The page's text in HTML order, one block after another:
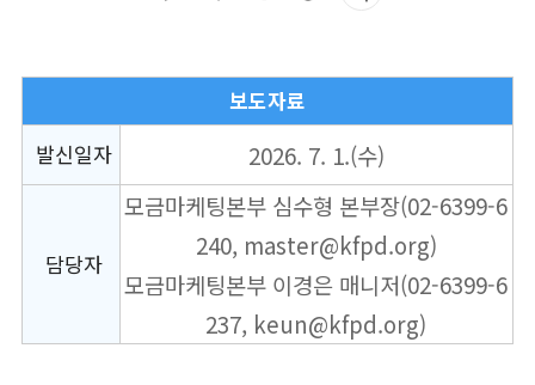
보도자료
발신일자
2026. 7. 1.(수)
담당자
모금마케팅본부 심수형 본부장(02-6399-6
240, master@kfpd.org)
모금마케팅본부 이경은 매니저(02-6399-6
237, keun@kfpd.org)